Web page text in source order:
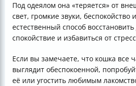
Под одеялом она «теряется» от
свет, громкие звуки, беспокойство
естественный способ
спокойствие и избавиться от
Если вы замечаете, что кошка все
выглядит обеспокоенной,
её или угостить любимым